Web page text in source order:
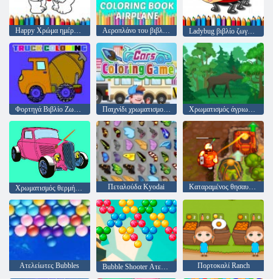
Happy Χρώμα ημέρας του Αγίου Βαλεντίνου Αεροπλάνο του βιβλίου χρωμάτων Ladybug βιβλίο ζωγραφικής
Φορτηγά Βιβλίο Ζωγραφικής Παιχνίδι χρωματισμού αυτοκινήτων Χρωματισμός άγριων ζώων
Πεταλούδα Kyodai Καταραμένος θησαυρός 2
Ατελείωτες Bubbles Bubble Shooter Ατελείωτες Πορτοκαλί Ranch